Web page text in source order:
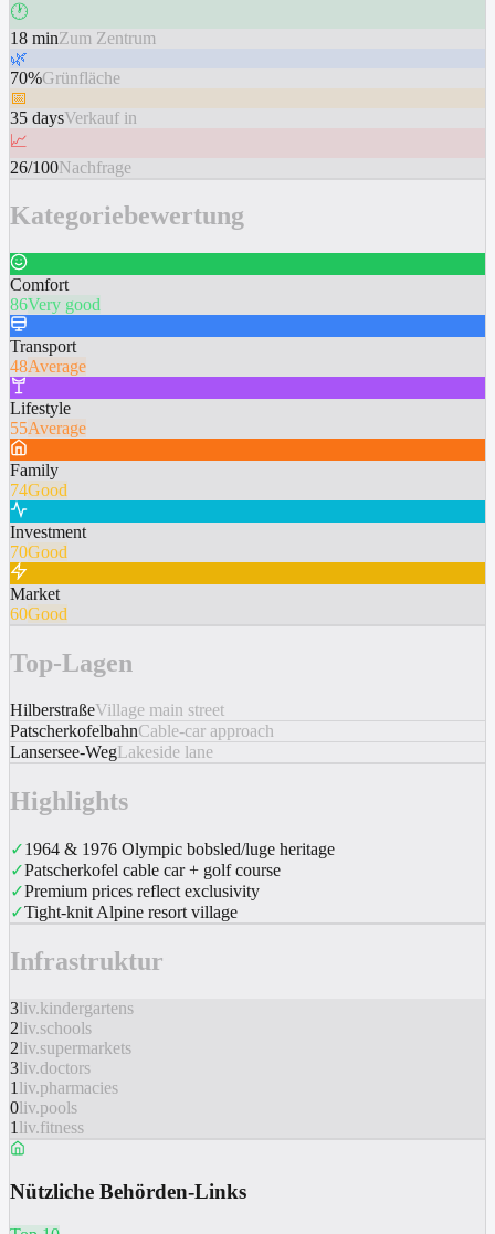
🕐
18 minZum Zentrum
🌿
70%Grünfläche
📅
35 daysVerkauf in
📈
26/100Nachfrage
Kategoriebewertung
Comfort
86Very good
Transport
48Average
Lifestyle
55Average
Family
74Good
Investment
70Good
Market
60Good
Top-Lagen
HilberstraßeVillage main street
PatscherkofelbahnCable-car approach
Lansersee-WegLakeside lane
Highlights
✓1964 & 1976 Olympic bobsled/luge heritage
✓Patscherkofel cable car + golf course
✓Premium prices reflect exclusivity
✓Tight-knit Alpine resort village
Infrastruktur
3liv.kindergartens
2liv.schools
2liv.supermarkets
3liv.doctors
1 liv.pharmacies
0liv.pools
1 liv.fitness
Nützliche Behörden-Links